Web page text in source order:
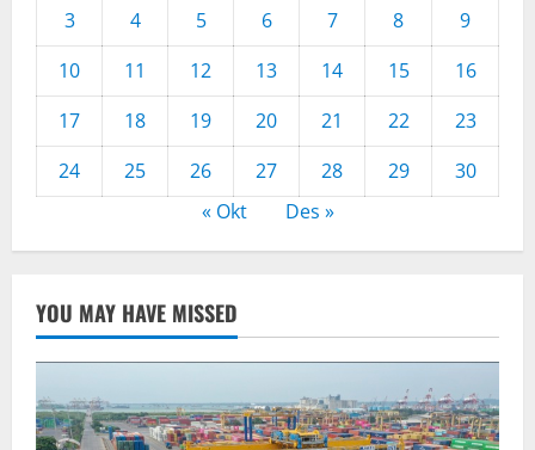
3
4 5 6 7 8
9
10
11 12 13 14 15
16
17
18 19 20 21 22
23
24
25 26 27 28 29
30
« Okt
Des »
YOU MAY HAVE MISSED